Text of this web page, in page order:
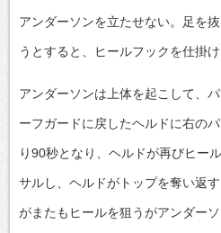
アンダーソンを立たせない。足を
うとすると、ヒールフックを仕掛け
アンダーソンは上体を起こして、
ーフガードに戻したヘルドに右の
り90秒となり、ヘルドが再びヒー
サルし、ヘルドがトップを奪い返
がまたもヒールを狙うがアンダー